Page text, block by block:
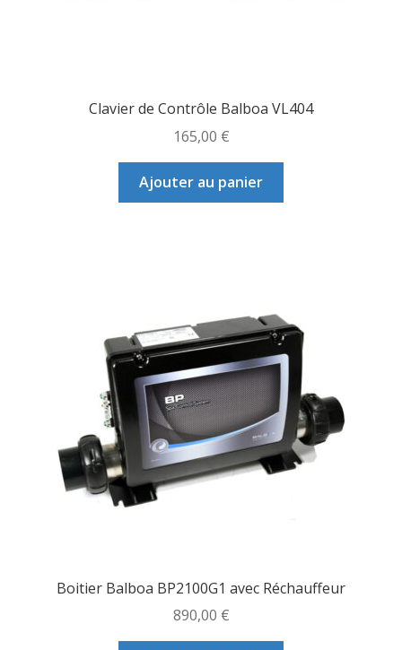
Clavier de Contrôle Balboa VL404
165,00 €
Ajouter au panier
Boitier Balboa BP2100G1 avec Réchauffeur
890,00 €